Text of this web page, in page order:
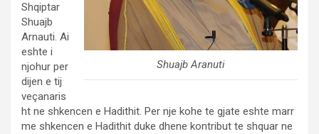
Shuajb Aranuti
Shqiptar
Shuajb
Arnauti. Ai
eshte i
njohur per
dijen e tij
veçanaris
ht ne shkencen e Hadithit. Per nje kohe te gjate eshte marr
me shkencen e Hadithit duke dhene kontribut te shquar ne